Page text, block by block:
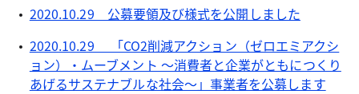
2020.10.29 公募要領及び様式を公開しました
2020.10.29 「CO2削減アクション（ゼロエミアクシ
ョン）・ムーブメント ～消費者と企業がともにつくり
あげるサステナブルな社会～」事業者を公募します